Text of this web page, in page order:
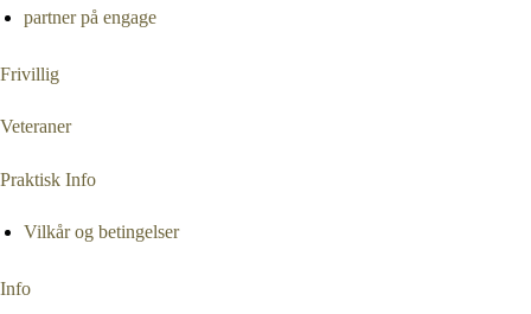
partner på engage
Frivillig
Veteraner
Praktisk Info
Vilkår og betingelser
Info